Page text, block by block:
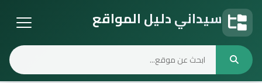
سيداني دليل المواقع